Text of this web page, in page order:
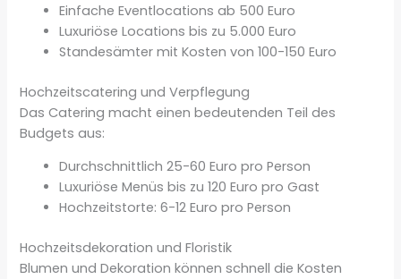
Einfache Eventlocations ab 500 Euro
Luxuriöse Locations bis zu 5.000 Euro
Standesämter mit Kosten von 100-150 Euro
Hochzeitscatering und Verpflegung
Das Catering macht einen bedeutenden Teil des
Budgets aus:
Durchschnittlich 25-60 Euro pro Person
Luxuriöse Menüs bis zu 120 Euro pro Gast
Hochzeitstorte: 6-12 Euro pro Person
Hochzeitsdekoration und Floristik
Blumen und Dekoration können schnell die Kosten